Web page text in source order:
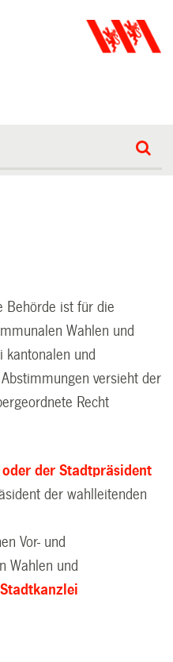
Behörde ist für die
Wahlen und
kantonalen und
versieht der
Recht
der Stadtpräsident
der wahlleitenden
Vor- und
Wahlen und
Stadtkanzlei